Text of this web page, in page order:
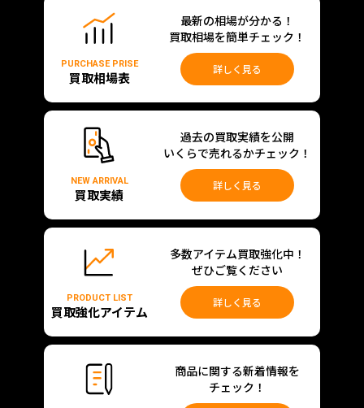
PURCHASE PRISE
買取相場表
最新の相場が分かる！
買取相場を簡単チェック！
詳しく見る
NEW ARRIVAL
買取実績
過去の買取実績を公開
いくらで売れるかチェック！
詳しく見る
PRODUCT LIST
買取強化アイテム
多数アイテム買取強化中！
ぜひご覧ください
詳しく見る
商品に関する新着情報を
チェック！